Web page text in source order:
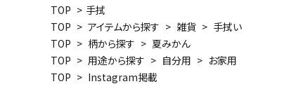
トートバッグ
おざぶ
大漁旗
ブックカバー
ペンケース
Tシャツ・パンツ
大漁旗
TOP > 手拭
TOP > アイテムから探す > 雑貨 > 手拭い
TOP > 柄から探す > 夏みかん
TOP > 用途から探す > 自分用 > お家用
TOP > Instagram掲載